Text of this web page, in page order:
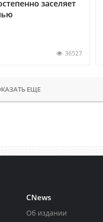
заселяет
36527
ЕЩЕ
CNews
Об издании